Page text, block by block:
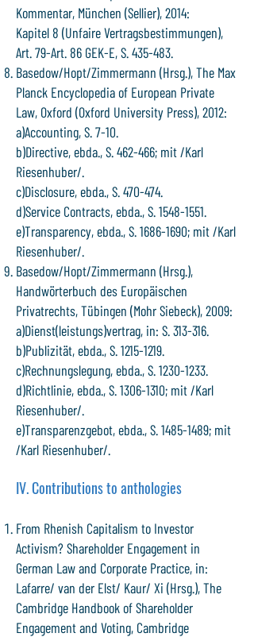
Kommentar, München (Sellier), 2014:
Kapitel 8 (Unfaire Vertragsbestimmungen),
Art. 79-Art. 86 GEK-E, S. 435-483.
Basedow/Hopt/Zimmermann (Hrsg.), The Max
Planck Encyclopedia of European Private
Law, Oxford (Oxford University Press), 2012:
a)Accounting, S. 7-10.
b)Directive, ebda., S. 462-466; mit /Karl
Riesenhuber/.
c)Disclosure, ebda., S. 470-474.
d)Service Contracts, ebda., S. 1548-1551.
e)Transparency, ebda., S. 1686-1690; mit /Karl
Riesenhuber/.
Basedow/Hopt/Zimmermann (Hrsg.),
Handwörterbuch des Europäischen
Privatrechts, Tübingen (Mohr Siebeck), 2009:
a)Dienst(leistungs)vertrag, in: S. 313-316.
b)Publizität, ebda., S. 1215-1219.
c)Rechnungslegung, ebda., S. 1230-1233.
d)Richtlinie, ebda., S. 1306-1310; mit /Karl
Riesenhuber/.
e)Transparenzgebot, ebda., S. 1485-1489; mit
/Karl Riesenhuber/.
IV. Contributions to anthologies
From Rhenish Capitalism to Investor
Activism? Shareholder Engagement in
German Law and Corporate Practice, in:
Lafarre/ van der Elst/ Kaur/ Xi (Hrsg.), The
Cambridge Handbook of Shareholder
Engagement and Voting, Cambridge